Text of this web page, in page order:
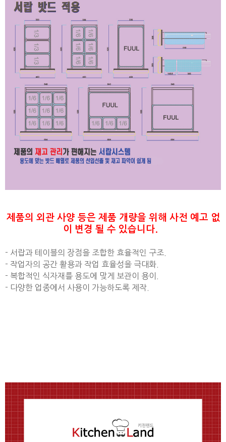
제품의 외관 사양 등은 제품 개량을 위해 사전 예고 없
이 변경 될 수 있습니다.
- 서랍과 테이블의 장점을 조합한 효율적인 구조.
- 작업자의 공간 활용과 작업 효율성을 극대화.
- 복합적인 식자재를 용도에 맞게 보관이 용이.
- 다양한 업종에서 사용이 가능하도록 제작.